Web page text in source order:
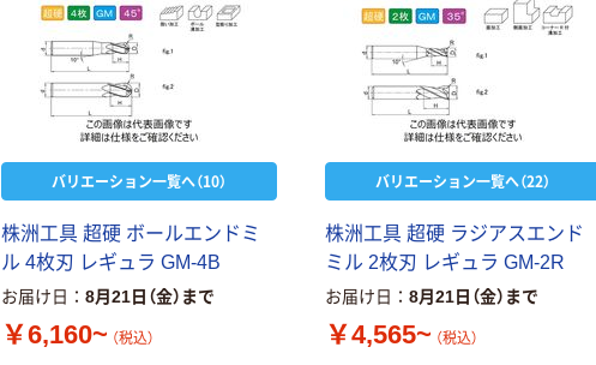
バリエーション一覧へ（10）
株洲工具 超硬 ボールエンドミ
ル 4枚刃 レギュラ GM-4B
お届け日 8月21日（金）まで
￥6,160~ （税込）
バリエーション一覧へ（22）
株洲工具 超硬 ラジアスエンド
ミル 2枚刃 レギュラ GM-2R
お届け日 8月21日（金）まで
￥4,565~ （税込）